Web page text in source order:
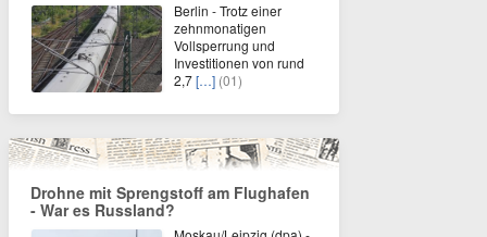
Berlin - Trotz einer
zehnmonatigen
Vollsperrung und
Investitionen von rund
2,7[…] (01)
Drohne mit Sprengstoff am Flughafen
- War es Russland?